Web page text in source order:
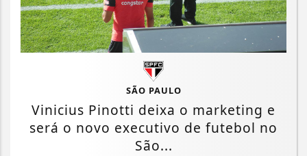
SÃO PAULO
Vinicius Pinotti deixa o marketing e
será o novo executivo de futebol no
São...